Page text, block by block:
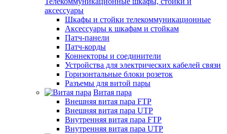
аксессуары
Шкафы и стойки телекоммуникационные
Аксессуары к шкафам и стойкам
Патч-панели
Патч-корды
Коннекторы и соединители
Устройства для электрических кабелей связи
Горизонтальные блоки розеток
Разъемы для витой пары
Витая пара
Внешняя витая пара FTP
Внешняя витая пара UTP
Внутренняя витая пара FTP
Внутренняя витая пара UTP